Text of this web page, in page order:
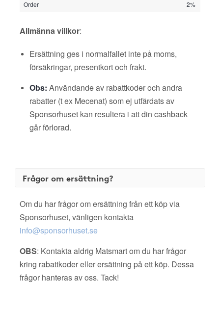
Order 2%
Allmänna villkor:
Ersättning ges i normalfallet inte på moms,
försäkringar, presentkort och frakt.
Obs: Användande av rabattkoder och andra
rabatter (t ex Mecenat) som ej utfärdats av
Sponsorhuset kan resultera i att din cashback
går förlorad.
Frågor om ersättning?
Om du har frågor om ersättning från ett köp via
Sponsorhuset, vänligen kontakta
info@sponsorhuset.se
OBS: Kontakta aldrig Matsmart om du har frågor
kring rabattkoder eller ersättning på ett köp. Dessa
frågor hanteras av oss. Tack!